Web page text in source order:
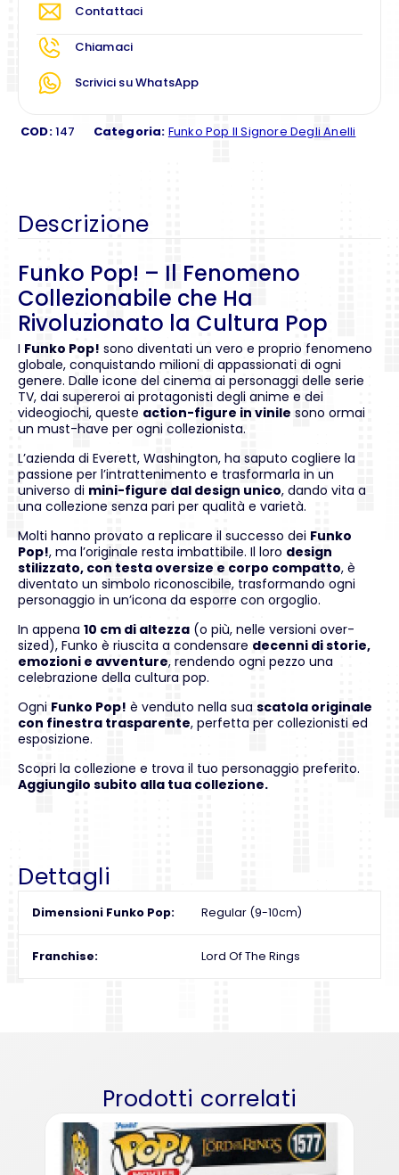
Contattaci
Chiamaci
Scrivici su WhatsApp
COD:147 Categoria: Funko Pop Il Signore Degli Anelli
Descrizione
Funko Pop! – Il Fenomeno
Collezionabile che Ha
Rivoluzionato la Cultura Pop
I Funko Pop! sono diventati un vero e proprio fenomeno
globale, conquistando milioni di appassionati di ogni
genere. Dalle icone del cinema ai personaggi delle serie
TV, dai supereroi ai protagonisti degli anime e dei
videogiochi, queste action-figure in vinile sono ormai
un must-have per ogni collezionista.
L’azienda di Everett, Washington, ha saputo cogliere la
passione per l’intrattenimento e trasformarla in un
universo di mini-figure dal design unico, dando vita a
una collezione senza pari per qualità e varietà.
Molti hanno provato a replicare il successo dei Funko
Pop!, ma l’originale resta imbattibile. Il loro design
stilizzato, con testa oversize e corpo compatto, è
diventato un simbolo riconoscibile, trasformando ogni
personaggio in un’icona da esporre con orgoglio.
In appena 10 cm di altezza (o più, nelle versioni over-
sized), Funko è riuscita a condensare decenni di storie,
emozioni e avventure, rendendo ogni pezzo una
celebrazione della cultura pop.
Ogni Funko Pop! è venduto nella sua scatola originale
con finestra trasparente, perfetta per collezionisti ed
esposizione.
Scopri la collezione e trova il tuo personaggio preferito.
Aggiungilo subito alla tua collezione.
Dettagli
Dimensioni Funko Pop Regular (9-10cm)
Franchise Lord Of The Rings
Prodotti correlati